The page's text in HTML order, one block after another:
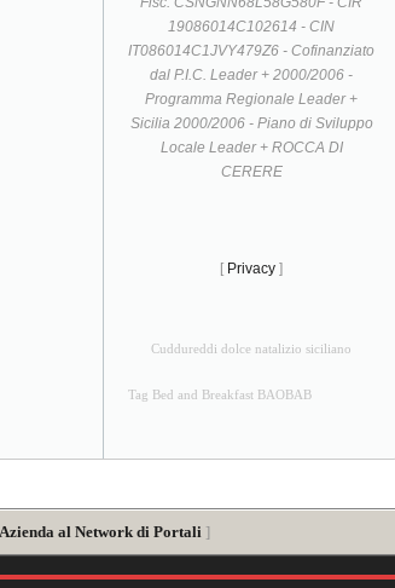
19086014C102614 - CIN
IT086014C1JVY479Z6 - Cofinanziato
dal P.I.C. Leader + 2000/2006 -
Programma Regionale Leader +
Sicilia 2000/2006 - Piano di Sviluppo
Locale Leader + ROCCA DI
CERERE
[ Privacy ]
Cuddureddi dolce natalizio siciliano
Tag Bed and Breakfast BAOBAB
al Network di Portali ]